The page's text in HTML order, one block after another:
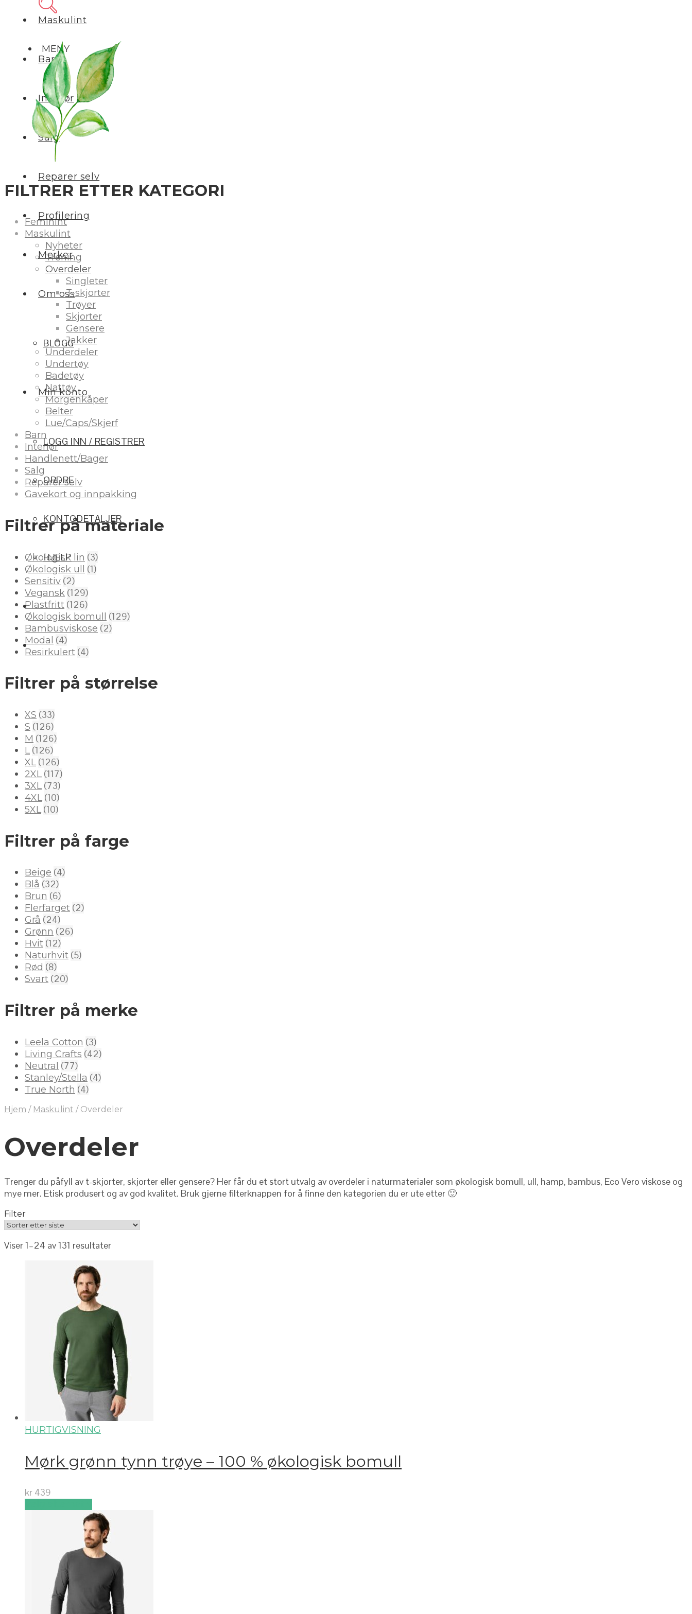
MENY
Maskulint
Barn
Interiør
Salg
Reparer selv
Profilering
Merker
Om oss
BLOGG
Min konto
LOGG INN / REGISTRER
ORDRE
KONTODETALJER
HJELP
FILTRER ETTER KATEGORI
Feminint
Maskulint
Nyheter
Trening
Overdeler
Singleter
T-skjorter
Trøyer
Skjorter
Gensere
Jakker
Underdeler
Undertøy
Badetøy
Nattøy
Morgenkåper
Belter
Lue/Caps/Skjerf
Barn
Interiør
Handlenett/Bager
Salg
Reparer selv
Gavekort og innpakking
Filtrer på materiale
Økologisk lin (3)
Økologisk ull (1)
Sensitiv (2)
Vegansk (129)
Plastfritt (126)
Økologisk bomull (129)
Bambusviskose (2)
Modal (4)
Resirkulert (4)
Filtrer på størrelse
XS (33)
S (126)
M (126)
L (126)
XL (126)
2XL (117)
3XL (73)
4XL (10)
5XL (10)
Filtrer på farge
Beige (4)
Blå (32)
Brun (6)
Flerfarget (2)
Grå (24)
Grønn (26)
Hvit (12)
Naturhvit (5)
Rød (8)
Svart (20)
Filtrer på merke
Leela Cotton (3)
Living Crafts (42)
Neutral (77)
Stanley/Stella (4)
True North (4)
Hjem / Maskulint /Overdeler
Overdeler
Trenger du påfyll av t-skjorter, skjorter eller gensere? Her får du et stort utvalg av overdeler i naturmaterialer som økologisk bomull, ull, hamp, bambus, Eco Vero viskose og
mye mer. Etisk produsert og av god kvalitet. Bruk gjerne filterknappen for å finne den kategorien du er ute etter 🙂
Filter
Viser 1–24 av 131 resultater
HURTIGVISNING
Mørk grønn tynn trøye – 100 % økologisk bomull
kr 439